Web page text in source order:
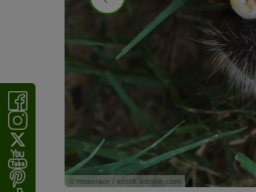
© mraoraor / stock.adobe.com